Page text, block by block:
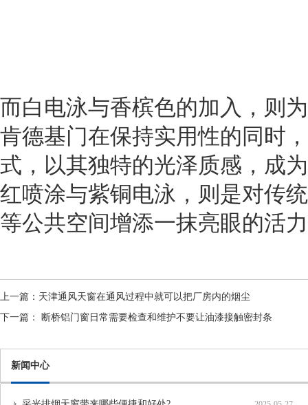
而白电泳与香槟色的加入，则
肯德基门在保持实用性的同时
式，以其独特的光泽质感，成
红喷涂与紫铜电泳，则是对传
等公共空间增添一抹亮眼的活
上一篇： 天津通风天窗在通风过程中就可以把厂房内的烟尘
下一篇： 断桥铝门窗日常需要检查和维护不要让油漆接触密封条
新闻中心